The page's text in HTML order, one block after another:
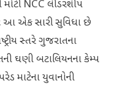
NCC લીડરશીપ
આ એક સારી સુવિધા છે
સ્તરે ગુજરાતના
ઘણી બટાલિયનના કેમ્પ
માટેના યુવાનોની